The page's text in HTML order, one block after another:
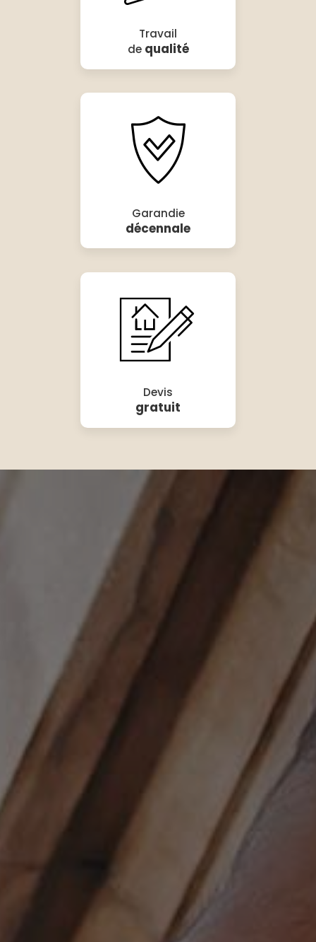
Travail
de qualité
Garandie
décennale
Devis
gratuit